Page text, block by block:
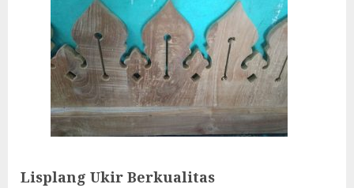
Lisplang Ukir Berkualitas